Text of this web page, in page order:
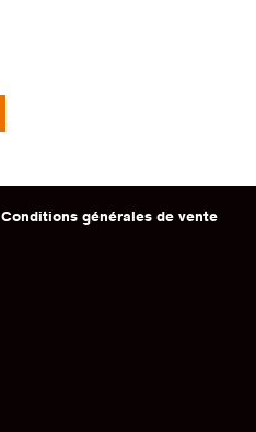
Conditions générales de vente